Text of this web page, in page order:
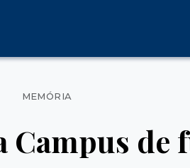
Categorias
MEMÓRIA
Campus de